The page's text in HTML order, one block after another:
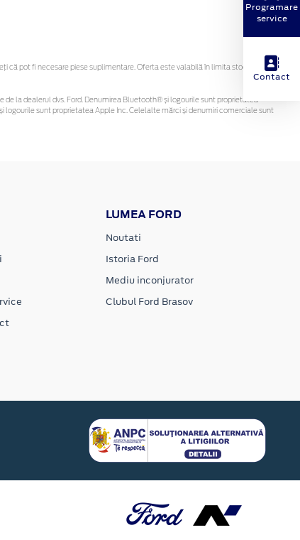
că pot fi necesare piese suplimentare. Oferta este valabilă în limita stocului
la dealerul dvs. Ford. Denumirea Bluetooth® și logourile sunt proprietatea
logourile sunt proprietatea Apple Inc. Celelalte mărci și denumiri comerciale sunt
LUMEA FORD
Noutati
Istoria Ford
Mediu inconjurator
Clubul Ford Brasov
Programare
service
Contact